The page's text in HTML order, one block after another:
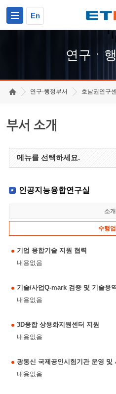
En
연구ㆍ
연구·행정부서 호남권연구
부서 소개
메뉴를 선택하세요.
인공지능융합연구실
소개
수행
기업 융합기술 지원 협력
내용없음
기술/사업Q-mark 검증 및 기술용
내용없음
3D융합 상용화지원센터 지원
내용없음
광통신 국제공인시험기관 운영 및
내용없음